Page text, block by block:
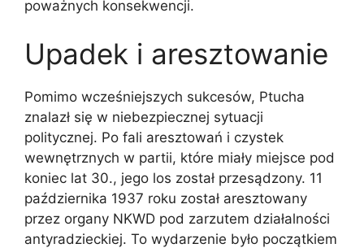
poważnych konsekwencji.
Upadek i aresztowanie
Pomimo wcześniejszych sukcesów, Ptucha
znalazł się w niebezpiecznej sytuacji
politycznej. Po fali aresztowań i czystek
wewnętrznych w partii, które miały miejsce pod
koniec lat 30., jego los został przesądzony. 11
października 1937 roku został aresztowany
przez organy NKWD pod zarzutem działalności
antyradzieckiej. To wydarzenie było początkiem